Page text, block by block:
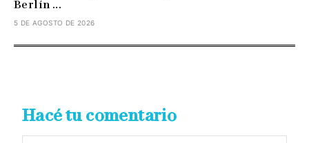
Berlín ...
5 DE AGOSTO DE 2026
Hacé tu comentario